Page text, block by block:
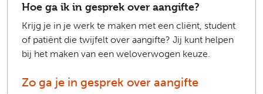
Hoe ga ik in gesprek over aangifte?
Krijg je in je werk te maken met een cliënt, student
of patiënt die twijfelt over aangifte? Jij kunt helpen
bij het maken van een weloverwogen keuze.
Zo ga je in gesprek over aangifte